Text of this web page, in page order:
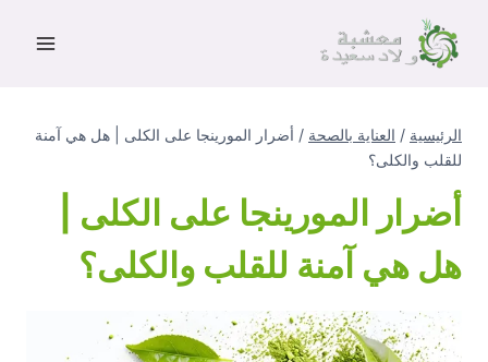
المحتوى
الرئيسية / العناية بالصحة / أضرار المورينجا على الكلى | هل هي آمنة
للقلب والكلى؟
أضرار المورينجا على الكلى |
هل هي آمنة للقلب والكلى؟